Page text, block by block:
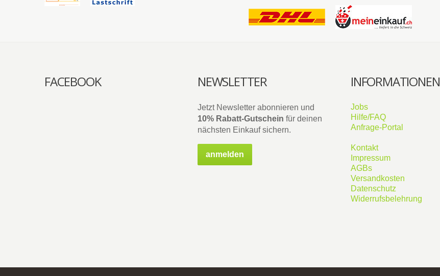
FACEBOOK NEWSLETTER
Jetzt Newsletter abonnieren und
10% Rabatt-Gutschein für deinen
nächsten Einkauf sichern.
anmelden
INFORMATIONEN
Jobs
Hilfe/FAQ
Anfrage-Portal
Kontakt
Impressum
AGBs
Versandkosten
Datenschutz
Widerrufsbelehrung